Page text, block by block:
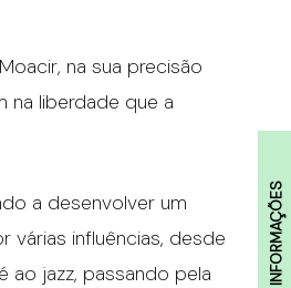
INFORMAÇÕES
na sua precisão
na liberdade que a
a desenvolver um
várias influências, desde
ao jazz, passando pela